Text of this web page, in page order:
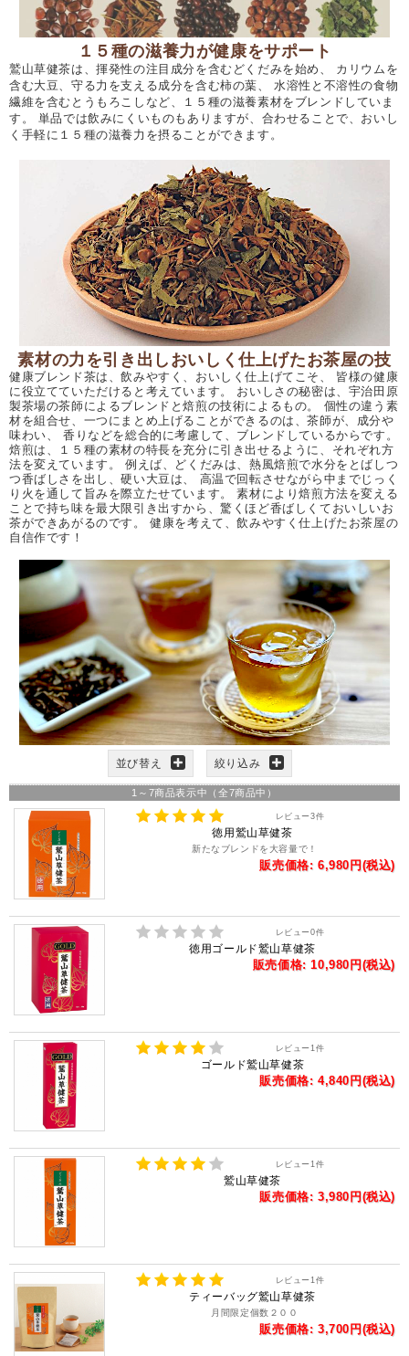
１５種の滋養力が健康をサポート
鷲山草健茶は、揮発性の注目成分を含むどくだみを始め、 カリウムを
含む大豆、守る力を支える成分を含む柿の葉、 水溶性と不溶性の食物
繊維を含むとうもろこしなど、１５種の滋養素材をブレンドしていま
す。 単品では飲みにくいものもありますが、合わせることで、おいし
く手軽に１５種の滋養力を摂ることができます。
素材の力を引き出しおいしく仕上げたお茶屋の技
健康ブレンド茶は、飲みやすく、おいしく仕上げてこそ、 皆様の健康
に役立てていただけると考えています。 おいしさの秘密は、宇治田原
製茶場の茶師によるブレンドと焙煎の技術によるもの。 個性の違う素
材を組合せ、一つにまとめ上げることができるのは、茶師が、成分や
味わい、 香りなどを総合的に考慮して、ブレンドしているからです。
焙煎は、１５種の素材の特長を充分に引き出せるように、それぞれ方
法を変えています。 例えば、どくだみは、熱風焙煎で水分をとばしつ
つ香ばしさを出し、硬い大豆は、 高温で回転させながら中までじっく
り火を通して旨みを際立たせています。 素材により焙煎方法を変える
ことで持ち味を最大限引き出すから、驚くほど香ばしくておいしいお
茶ができあがるのです。 健康を考えて、飲みやすく仕上げたお茶屋の
自信作です！
並び替え 絞り込み
1 ～ 7商品表示中（全7商品中）
レビュー3件
徳用鷲山草健茶
新たなブレンドを大容量で！
販売価格: 6,980円(税込)
レビュー0件
徳用ゴールド鷲山草健茶
販売価格: 10,980円(税込)
レビュー 1 件
ゴールド鷲山草健茶
販売価格: 4,840円(税込)
レビュー 1 件
鷲山草健茶
販売価格: 3,980円(税込)
レビュー 1 件
ティーバッグ鷲山草健茶
月間限定個数２００
販売価格: 3,700円(税込)